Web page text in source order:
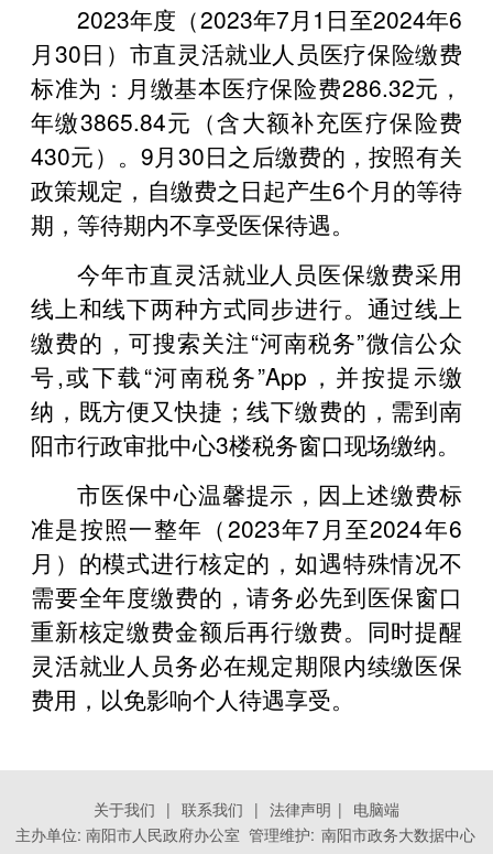
2023年度（2023年7月1日至2024年6
月30日）市直灵活就业人员医疗保险缴费
标准为：月缴基本医疗保险费286.32元，
年缴3865.84元（含大额补充医疗保险费
430元）。9月30日之后缴费的，按照有关
政策规定，自缴费之日起产生6个月的等待
期，等待期内不享受医保待遇。
今年市直灵活就业人员医保缴费采用
线上和线下两种方式同步进行。通过线上
缴费的，可搜索关注“河南税务”微信公众
号,或下载“河南税务”App，并按提示缴
纳，既方便又快捷；线下缴费的，需到南
阳市行政审批中心3楼税务窗口现场缴纳。
市医保中心温馨提示，因上述缴费标
准是按照一整年（2023年7月至2024年6
月）的模式进行核定的，如遇特殊情况不
需要全年度缴费的，请务必先到医保窗口
重新核定缴费金额后再行缴费。同时提醒
灵活就业人员务必在规定期限内续缴医保
费用，以免影响个人待遇享受。
关于我们 | 联系我们 | 法律声明 | 电脑端
主办单位: 南阳市人民政府办公室 管理维护: 南阳市政务大数据中心